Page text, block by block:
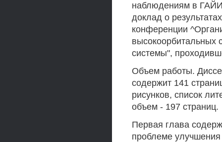
наблюдениям в
доклад о
конференции
высокоорбитальных
системы",
Объем работы.
содержит 141
рисунков, список
объем - 197 страниц.
Первая глава
проблеме